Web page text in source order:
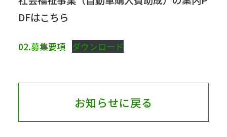
DFはこちら
02.募集要項 ダウンロード
お知らせに戻る